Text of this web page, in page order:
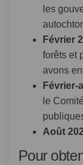
les
Février
forêts et
avons
Février-
le
Août
Pour